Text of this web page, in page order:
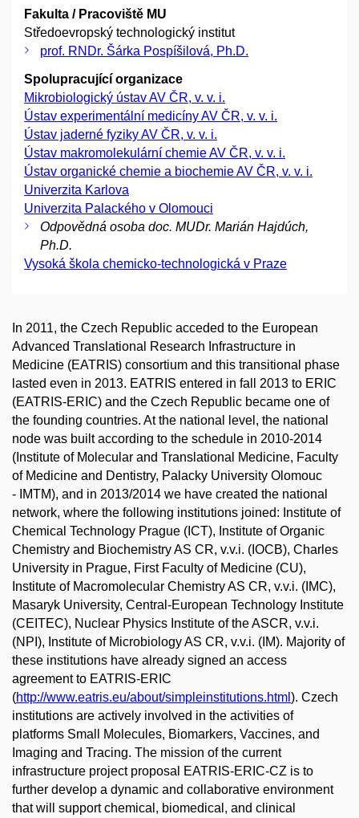
Fakulta / Pracoviště MU
Středoevropský technologický institut
prof. RNDr. Šárka Pospíšilová, Ph.D.
Spolupracující organizace
Mikrobiologický ústav AV ČR, v. v. i.
Ústav experimentální medicíny AV ČR, v. v. i.
Ústav jaderné fyziky AV ČR, v. v. i.
Ústav makromolekulární chemie AV ČR, v. v. i.
Ústav organické chemie a biochemie AV ČR, v. v. i.
Univerzita Karlova
Univerzita Palackého v Olomouci
Odpovědná osoba doc. MUDr. Marián Hajdúch,
Ph.D.
Vysoká škola chemicko-technologická v Praze
In 2011, the Czech Republic acceded to the European
Advanced Translational Research Infrastructure in
Medicine (EATRIS) consortium and this transitional phase
lasted even in 2013. EATRIS entered in fall 2013 to ERIC
(EATRIS-ERIC) and the Czech Republic became one of
the founding countries. At the national level, the national
node was built according to the schedule in 2010-2014
(Institute of Molecular and Translational Medicine, Faculty
of Medicine and Dentistry, Palacky University Olomouc
- IMTM), and in 2013/2014 we have created the national
network, where the following institutions joined: Institute of
Chemical Technology Prague (ICT), Institute of Organic
Chemistry and Biochemistry AS CR, v.v.i. (IOCB), Charles
University in Prague, First Faculty of Medicine (CU),
Institute of Macromolecular Chemistry AS CR, v.v.i. (IMC),
Masaryk University, Central-European Technology Institute
(CEITEC), Nuclear Physics Institute of the ASCR, v.v.i.
(NPI), Institute of Microbiology AS CR, v.v.i. (IM). Majority of
these institutions have already signed an access
agreement to EATRIS-ERIC
(http://www.eatris.eu/about/simpleinstitutions.html ). Czech
institutions are actively involved in the activities of
platforms Small Molecules, Biomarkers, Vaccines, and
Imaging and Tracing. The mission of the current
infrastructure project proposal EATRIS-ERIC-CZ is to
further develop a dynamic and collaborative environment
that will support chemical, biomedical, and clinical